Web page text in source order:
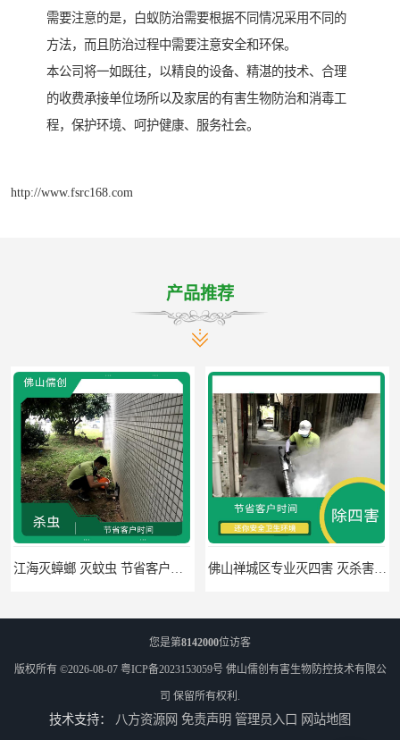
需要注意的是，白蚁防治需要根据不同情况采用不同的
方法，而且防治过程中需要注意安全和环保。
本公司将一如既往，以精良的设备、精湛的技术、合理
的收费承接单位场所以及家居的有害生物防治和消毒工
程，保护环境、呵护健康、服务社会。
http://www.fsrc168.com
产品推荐
佛山禅城区专业灭四害 灭杀害虫 根据现场情况定制中害方案
您是第8142000位访客
版权所有 ©2026-08-07 粤ICP备2023153059号 佛山儒创有害生物防控技术有限公
司 保留所有权利.
技术支持： 八方资源网 免责声明 管理员入口 网站地图